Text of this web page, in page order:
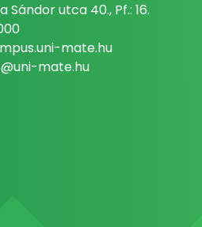
Sándor utca 40., Pf.: 16.
mate.hu
mate.hu